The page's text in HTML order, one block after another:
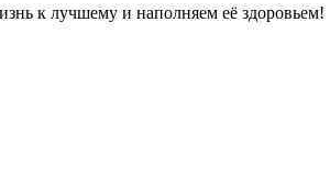
к лучшему и наполняем её здоровьем!